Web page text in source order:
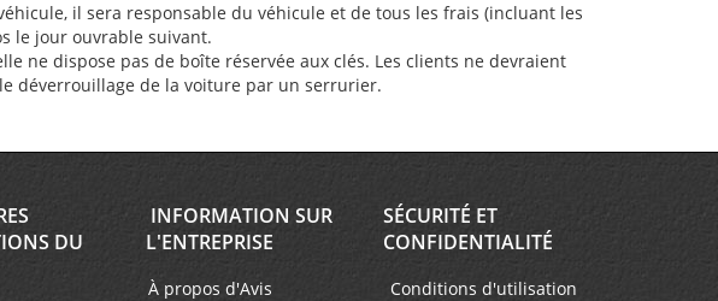
il sera responsable du véhicule et de tous les frais (incluant les
le jour ouvrable suivant.
ne dispose pas de boîte réservée aux clés. Les clients ne devraient
déverrouillage de la voiture par un serrurier.
DU
INFORMATION SUR
L'ENTREPRISE
À propos d'Avis
SÉCURITÉ ET
CONFIDENTIALITÉ
Conditions d'utilisation